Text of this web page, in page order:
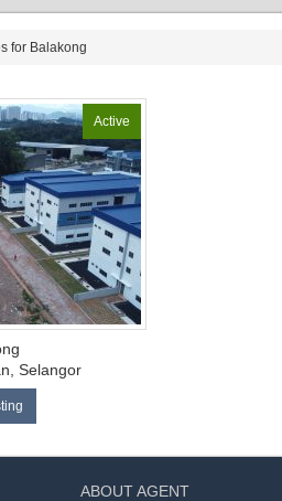
for Balakong
Active
Selangor
ABOUT AGENT